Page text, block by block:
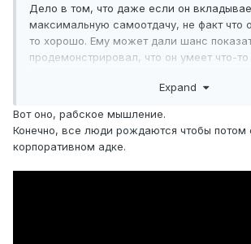
Дело в том, что даже если он
максимальную самоотдачу, не факт что
то хорошо. Ему может дали шанс
продемонстрировал, что он умеет что-
повышение ему ЗП. А у человека сразу в
Expand
Вот оно, рабское мышление.
Конечно, все люди рождаются чтобы потом
корпоративном адке.